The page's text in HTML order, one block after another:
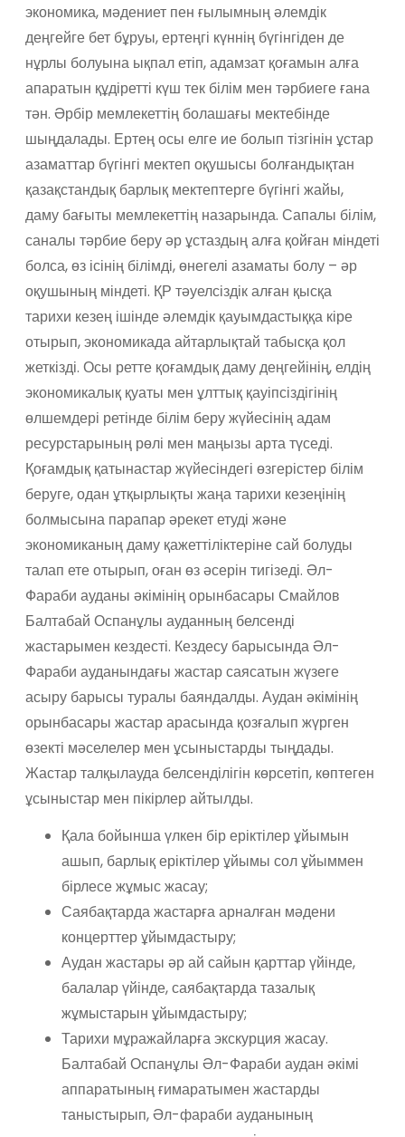
экономика, мәдениет пен ғылымның әлемдік
деңгейге бет бұруы, ертеңгі күннің бүгінгіден де
нұрлы болуына ықпал етіп, адамзат қоғамын алға
апаратын құдіретті күш тек білім мен тәрбиеге ғана
тән. Әрбір мемлекеттің болашағы мектебінде
шыңдалады. Ертең осы елге ие болып тізгінін ұстар
азаматтар бүгінгі мектеп оқушысы болғандықтан
қазақстандық барлық мектептерге бүгінгі жайы,
даму бағыты мемлекеттің назарында. Сапалы білім,
саналы тәрбие беру әр ұстаздың алға қойған міндеті
болса, өз ісінің білімді, өнегелі азаматы болу – әр
оқушының міндеті. ҚР тәуелсіздік алған қысқа
тарихи кезең ішінде әлемдік қауымдастыққа кіре
отырып, экономикада айтарлықтай табысқа қол
жеткізді. Осы ретте қоғамдық даму деңгейінің, елдің
экономикалық қуаты мен ұлттық қауіпсіздігінің
өлшемдері ретінде білім беру жүйесінің адам
ресурстарының рөлі мен маңызы арта түседі.
Қоғамдық қатынастар жүйесіндегі өзгерістер білім
беруге, одан ұтқырлықты жаңа тарихи кезеңінің
болмысына парапар әрекет етуді және
экономиканың даму қажеттіліктеріне сай болуды
талап ете отырып, оған өз әсерін тигізеді. Әл-
Фараби ауданы әкімінің орынбасары Смайлов
Балтабай Оспанұлы ауданның белсенді
жастарымен кездесті. Кездесу барысында Әл-
Фараби ауданындағы жастар саясатын жүзеге
асыру барысы туралы баяндалды. Аудан әкімінің
орынбасары жастар арасында қозғалып жүрген
өзекті мәселелер мен ұсыныстарды тыңдады.
Жастар талқылауда белсенділігін көрсетіп, көптеген
ұсыныстар мен пікірлер айтылды.
Қала бойынша үлкен бір еріктілер ұйымын
ашып, барлық еріктілер ұйымы сол ұйыммен
бірлесе жұмыс жасау;
Саябақтарда жастарға арналған мәдени
концерттер ұйымдастыру;
Аудан жастары әр ай сайын қарттар үйінде,
балалар үйінде, саябақтарда тазалық
жұмыстарын ұйымдастыру;
Тарихи мұражайларға экскурция жасау.
Балтабай Оспанұлы Әл-Фараби аудан әкімі
аппаратының ғимаратымен жастарды
таныстырып, Әл-фараби ауданының